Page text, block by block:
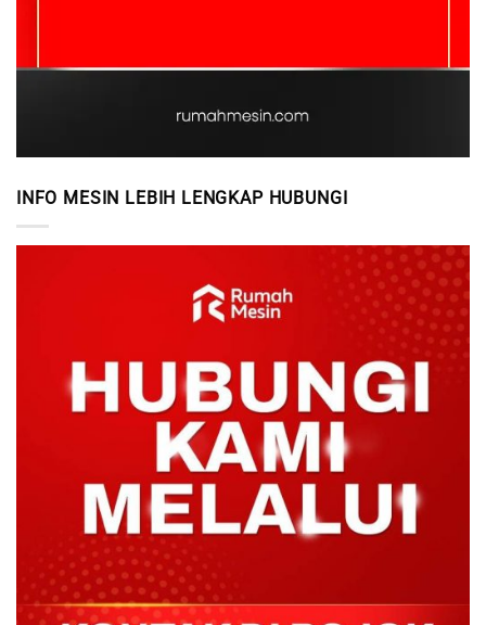
INFO MESIN LEBIH LENGKAP HUBUNGI